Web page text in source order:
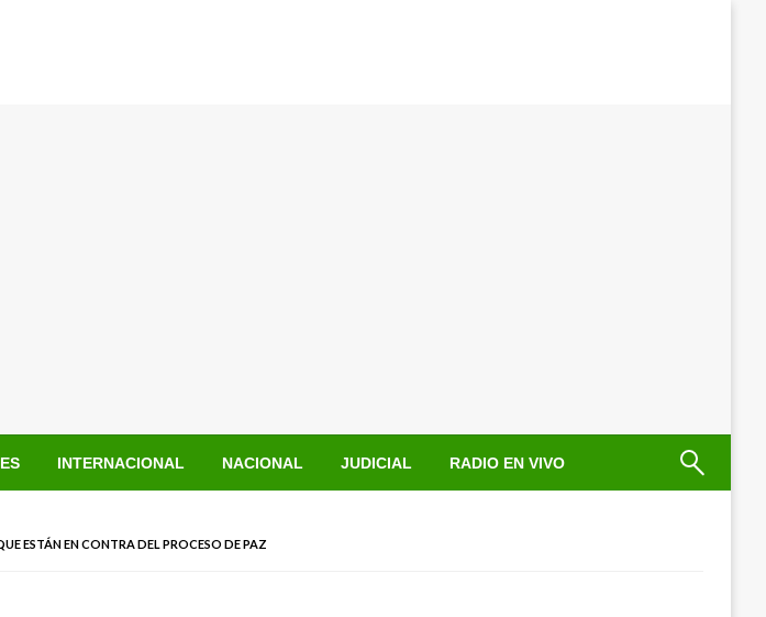
INTERNACIONAL NACIONAL JUDICIAL RADIO EN VIVO
ESTÁN EN CONTRA DEL PROCESO DE PAZ